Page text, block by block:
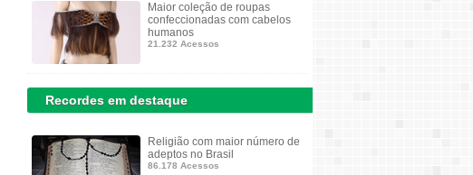
Maior coleção de roupas
confeccionadas com cabelos
humanos
21.232 Acessos
Recordes em destaque
Religião com maior número de
adeptos no Brasil
86.178 Acessos